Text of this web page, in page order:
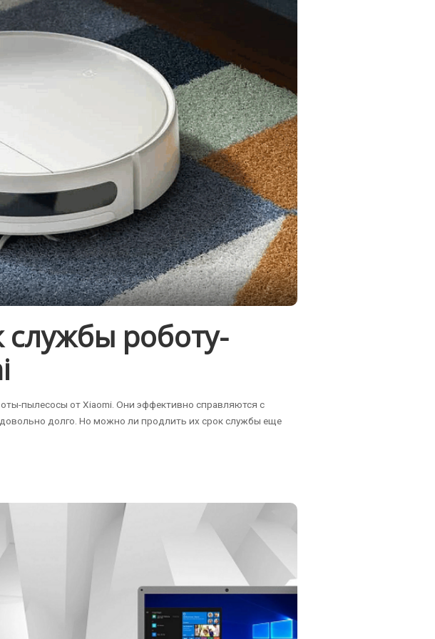
службы роботу-
пылесосы от Xiaomi. Они эффективно справляются с
долго. Но можно ли продлить их срок службы еще